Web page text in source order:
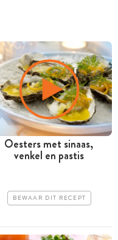
Oesters met sinaas,
venkel en pastis
BEWAAR DIT RECEPT